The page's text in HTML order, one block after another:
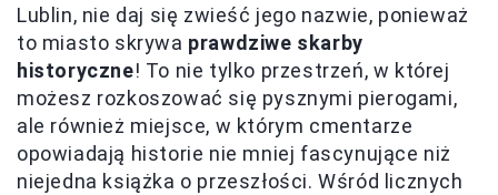
Lublin, nie daj się zwieść jego nazwie, ponieważ
to miasto skrywa prawdziwe skarby
historyczne! To nie tylko przestrzeń, w której
możesz rozkoszować się pysznymi pierogami,
ale również miejsce, w którym cmentarze
opowiadają historie nie mniej fascynujące niż
niejedna książka o przeszłości. Wśród licznych